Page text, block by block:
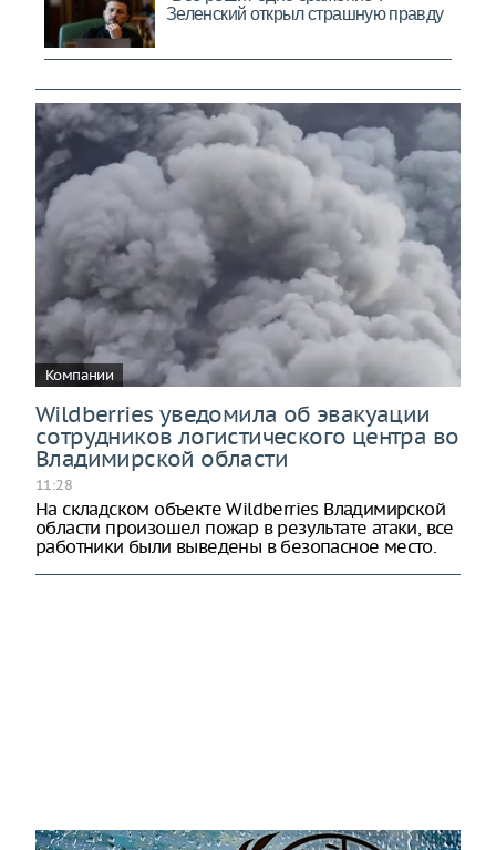
Компании
Wildberries уведомила об эвакуации
сотрудников логистического центра во
Владимирской области
11:28
На складском объекте Wildberries Владимирской
области произошел пожар в результате атаки, все
работники были выведены в безопасное место.